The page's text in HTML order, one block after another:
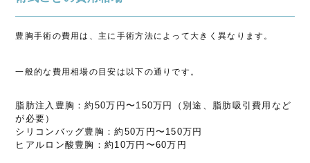
豊胸手術の費用は、主に手術方法によって大きく異なります。
一般的な費用相場の目安は以下の通りです。
脂肪注入豊胸：約50万円〜150万円（別途、脂肪吸引費用など
が必要）
シリコンバッグ豊胸：約50万円〜150万円
ヒアルロン酸豊胸：約10万円〜60万円